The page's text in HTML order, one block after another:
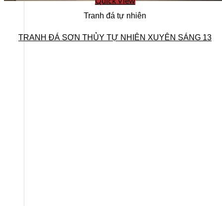
Tranh đá tự nhiên
TRANH ĐÁ SƠN THỦY TỰ NHIÊN XUYÊN SÁNG 13